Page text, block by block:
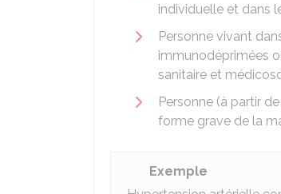
individuelle et dans
Personne vivant
immunodéprimées
sanitaire et
Personne (à partir
forme grave de la
Exemple